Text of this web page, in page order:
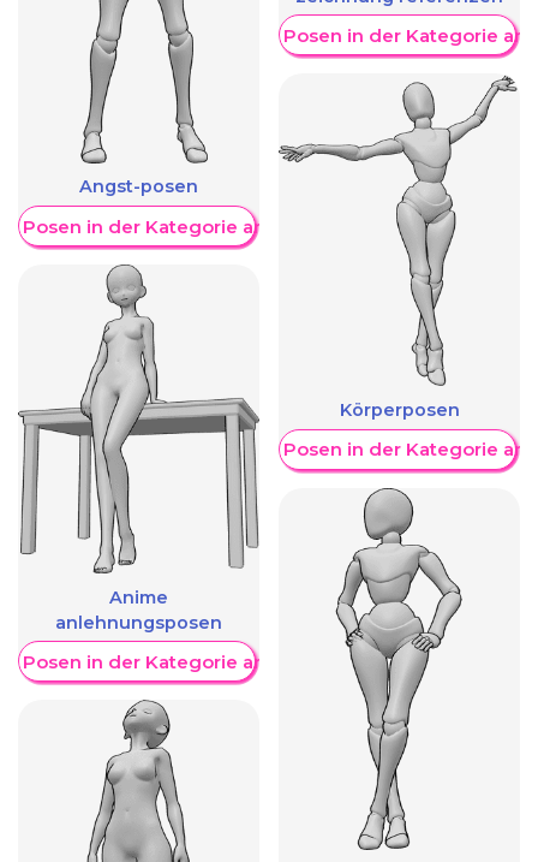
Angst-posen
Posen in der Kategorie anzeigen
Anime
anlehnungsposen
Posen in der Kategorie anzeigen
Weitere Posen in der Kategorie
Körperposen
Weitere Posen in der Kategorie